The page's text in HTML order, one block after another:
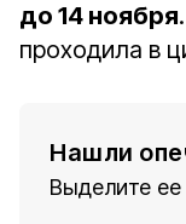
до 14 ноября
проходила в
Нашли
Выделите